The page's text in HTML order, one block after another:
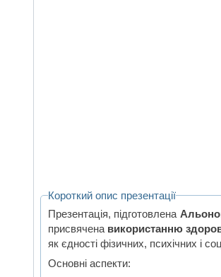
Короткий опис презентації
Презентація, підготовлена
присвячена використанню
як єдності фізичних, психічних і
Основні аспекти: